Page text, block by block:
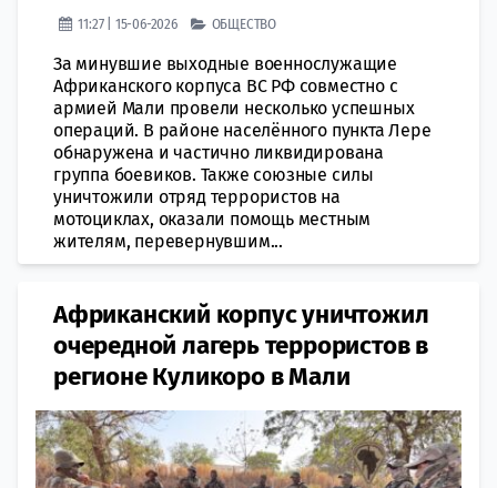
11:27 | 15-06-2026 ОБЩЕСТВО
За минувшие выходные военнослужащие
Африканского корпуса ВС РФ совместно с
армией Мали провели несколько успешных
операций. В районе населённого пункта Лере
обнаружена и частично ликвидирована
группа боевиков. Также союзные силы
уничтожили отряд террористов на
мотоциклах, оказали помощь местным
жителям, перевернувшим...
Африканский корпус уничтожил
очередной лагерь террористов в
регионе Куликоро в Мали